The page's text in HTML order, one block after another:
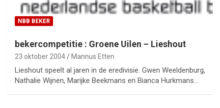
NBB BEKER
bekercompetitie : Groene Uilen – Lieshout
23 oktober 2004 Mannus Etten
Lieshout speelt al jaren in de eredivisie. Gwen Weeldenburg,
Nathalie Wijnen, Marijke Beekmans en Bianca Hurkmans…